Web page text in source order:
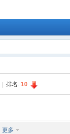
排名:10
更多